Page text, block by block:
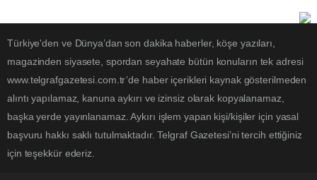
Türkiye'den ve Dünya’dan son dakika haberler, köşe yazıları,
magazinden siyasete, spordan seyahate bütün konuların tek adresi
www.telgrafgazetesi.com.tr’de haber içerikleri kaynak gösterilmeden
alıntı yapılamaz, kanuna aykırı ve izinsiz olarak kopyalanamaz,
başka yerde yayınlanamaz. Aykırı işlem yapan kişi/kişiler için yasal
başvuru hakkı saklı tutulmaktadır. Telgraf Gazetesi’ni tercih ettiğiniz
için teşekkür ederiz.